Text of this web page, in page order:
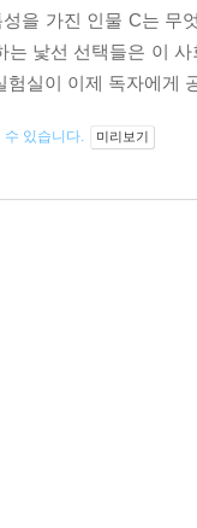
을 가진 인물 C는 무
는 낯선 선택들은 이
험실이 이제 독자에게
수 있습니다. 미리보기